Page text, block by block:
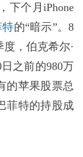
下个月iPhone
特的“暗示”。8
，伯克希尔·
之前的980万
的苹果股票总
菲特的持股成